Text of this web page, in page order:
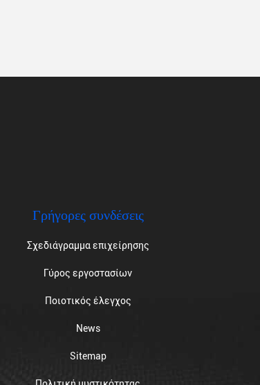
Γρήγορες συνδέσεις
Σχεδιάγραμμα επιχείρησης
Γύρος εργοστασίων
Ποιοτικός έλεγχος
News
Sitemap